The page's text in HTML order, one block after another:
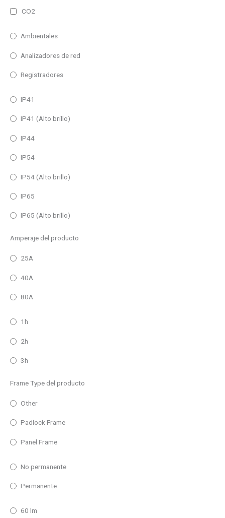
CO2
Ambientales
Analizadores de red
Registradores
IP41
IP41 (Alto brillo)
IP44
IP54
IP54 (Alto brillo)
IP65
IP65 (Alto brillo)
Amperaje del producto
25A
40A
80A
1h
2h
3h
Frame Type del producto
Other
Padlock Frame
Panel Frame
No permanente
Permanente
60 lm